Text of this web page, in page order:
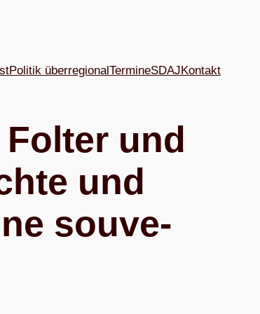
Politik überregionalTermineSDAJKon­takt
und
und
sou­ve­